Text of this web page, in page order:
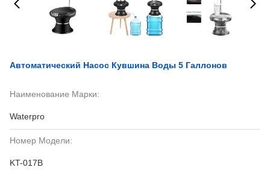
Автоматический Насос Кувшина Воды 5 Галлонов
Наименование Марки:
Waterpro
Номер Модели:
KT-017B